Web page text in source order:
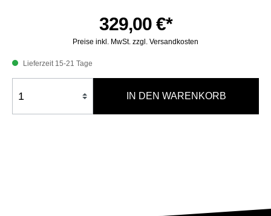
329,00 €*
Preise inkl. MwSt. zzgl. Versandkosten
Lieferzeit 15-21 Tage
IN DEN WARENKORB